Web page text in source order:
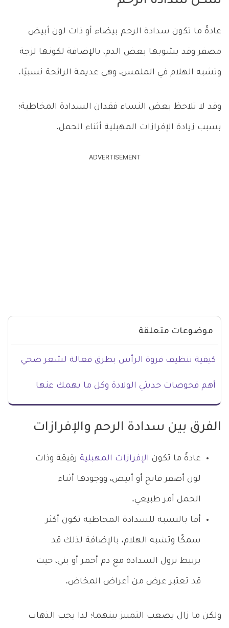
عادةً ما تكون سدادة الرحم بيضاء أو ذات لون أبيض
مصفر وقد يشوبها بعض الدم، بالإضافة لكونها لزجة
وتشبه الهلام في الملمس، وهي عديمة الرائحة نسبيًا.
وقد لا تلاحظ بعض النساء فقدان السدادة المخاطية؛
بسبب زيادة الإفرازات المهبلية أثناء الحمل.
ADVERTISEMENT
موضوعات متعلقة
كيفية تنظيف فروة الرأس بطرق فعالة لشعر صحي
أهم فحوصات حديثي الولادة وكل ما يهمك عنها
الفرق بين سدادة الرحم والإفرازات
عادةً ما تكون الإفرازات المهبلية رقيقة وذات
لون أصفر فاتح أو أبيض، ووجودها أثناء
الحمل أمر طبيعي.
أما بالنسبة للسدادة المخاطية تكون أكثر
سمكًا وتشبه الهلام، بالإضافة لذلك قد
يرتبط نزول السدادة مع دم أحمر أو بني، حيث
قد تعتبر عرض من أعراض المخاض.
ولكن ما زال يصعب التمييز بينهما؛ لذا يجب الذهاب